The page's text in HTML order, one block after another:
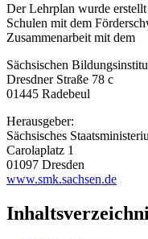
Der Lehrplan wurde
Schulen mit dem
Zusammenarbeit mit dem
Sächsischen
Dresdner Straße 78 c
01445 Radebeul
Herausgeber:
Sächsisches
Carolaplatz 1
01097 Dresden
www.smk.sachsen.de